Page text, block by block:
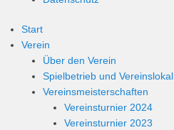
Start
Verein
Über den Verein
Spielbetrieb und Vereinslokal
Vereinsmeisterschaften
Vereinsturnier 2024
Vereinsturnier 2023